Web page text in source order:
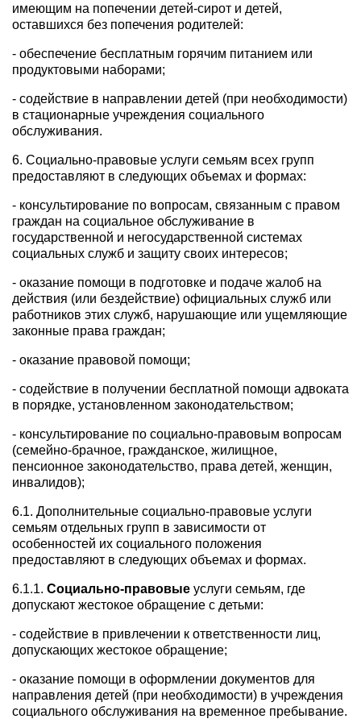
имеющим на попечении детей-сирот и детей,
оставшихся без попечения родителей:
- обеспечение бесплатным горячим питанием или
продуктовыми наборами;
- содействие в направлении детей (при необходимости)
в стационарные учреждения социального
обслуживания.
6. Социально-правовые услуги семьям всех групп
предоставляют в следующих объемах и формах:
- консультирование по вопросам, связанным с правом
граждан на социальное обслуживание в
государственной и негосударственной системах
социальных служб и защиту своих интересов;
- оказание помощи в подготовке и подаче жалоб на
действия (или бездействие) официальных служб или
работников этих служб, нарушающие или ущемляющие
законные права граждан;
- оказание правовой помощи;
- содействие в получении бесплатной помощи адвоката
в порядке, установленном законодательством;
- консультирование по социально-правовым вопросам
(семейно-брачное, гражданское, жилищное,
пенсионное законодательство, права детей, женщин,
инвалидов);
6.1. Дополнительные социально-правовые услуги
семьям отдельных групп в зависимости от
особенностей их социального положения
предоставляют в следующих объемах и формах.
6.1.1. Социально-правовые услуги семьям, где
допускают жестокое обращение с детьми:
- содействие в привлечении к ответственности лиц,
допускающих жестокое обращение;
- оказание помощи в оформлении документов для
направления детей (при необходимости) в учреждения
социального обслуживания на временное пребывание.